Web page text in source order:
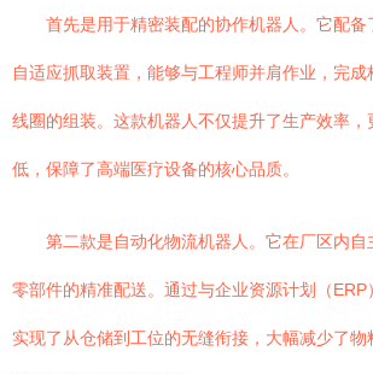
首先是用于精密装配的协作机器人。它配备
自适应抓取装置，能够与工程师并肩作业，完
线圈的组装。这款机器人不仅提升了生产效率，
低，保障了高端医疗设备的核心品质。
第二款是自动化物流机器人。它在厂区内
零部件的精准配送。通过与企业资源计划（ERP
实现了从仓储到工位的无缝衔接，大幅减少了